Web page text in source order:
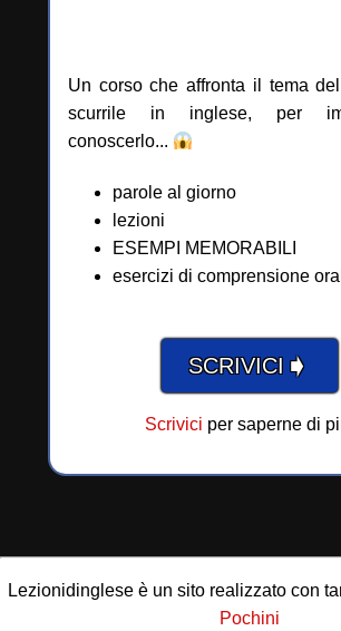
Un corso che affronta il tema
scurrile in inglese, per
conoscerlo...
parole al giorno
lezioni
ESEMPI MEMORABILI
esercizi di comprensione
SCRIVICI ➧
Scrivici per saperne di
Lezionidinglese è un sito realizzato con
Pochini